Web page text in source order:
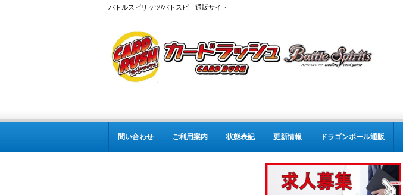
バトルスピリッツ/バトスピ 通販サイト
問い合わせ ご利用案内 状態表記 更新情報 ドラゴンボール通販